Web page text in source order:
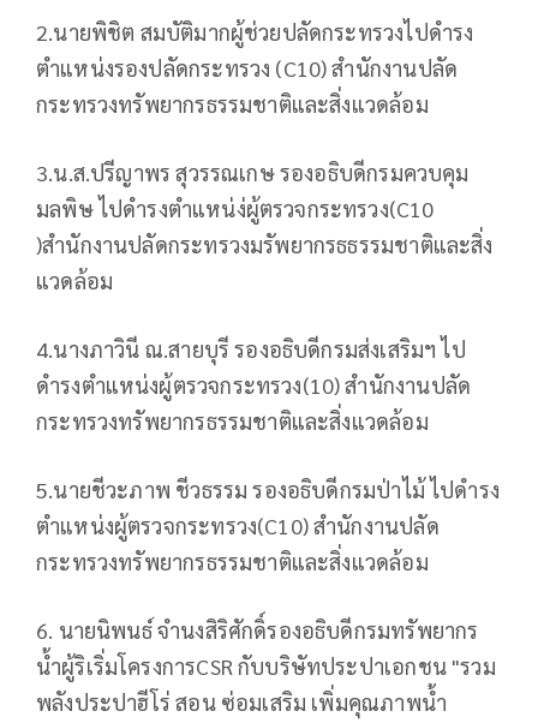
2.นายพิชิต สมบัติมากผู้ช่วยปลัดกระทรวงไปดำรง
ตำแหน่งรองปลัดกระทรวง (C10) สำนักงานปลัด
กระทรวงทรัพยากรธรรมชาติและสิ่งแวดล้อม
3.น.ส.ปรีญาพร สุวรรณเกษ รองอธิบดีกรมควบคุม
มลพิษ ไปดำรงตำแหน่ง่ผู้ตรวจกระทรวง(C10
)สำนักงานปลัดกระทรวงมรัพยากรธธรรมชาติและสิ่ง
แวดล้อม
4.นางภาวินี ณ.สายบุรี รองอธิบดีกรมส่งเสริมฯ ไป
ดำรงตำแหน่งผู้ตรวจกระทรวง(10) สำนักงานปลัด
กระทรวงทรัพยากรธรรมชาติและสิ่งแวดล้อม
5.นายชีวะภาพ ชีวธรรม รองอธิบดีกรมป่าไม้ ไปดำรง
ตำแหน่งผู้ตรวจกระทรวง(C10) สำนักงานปลัด
กระทรวงทรัพยากรธรรมชาติและสิ่งแวดล้อม
6. นายนิพนธ์ จำนงสิริศักดิ์รองอธิบดีกรมทรัพยากร
น้ำผู้ริเริ่มโครงการCSR กับบริษัทประปาเอกชน "รวม
พลังประปาฮีโร่ สอน ซ่อมเสริม เพิ่มคุณภาพน้ำ